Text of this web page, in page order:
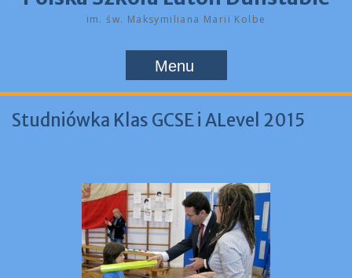
im. św. Maksymiliana Marii Kolbe
Menu
Studniówka Klas GCSE i ALevel 2015